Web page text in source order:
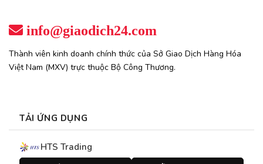
info@giaodich24.com
Thành viên kinh doanh chính thức của Sở Giao Dịch Hàng Hóa
Việt Nam (MXV) trực thuộc Bộ Công Thương.
TẢI ỨNG DỤNG
HTS Trading